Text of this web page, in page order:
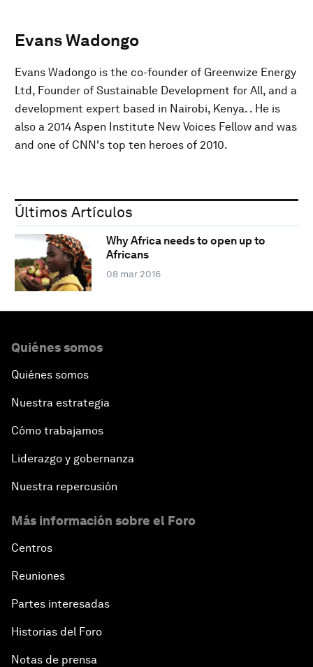
Evans Wadongo
Evans Wadongo is the co-founder of Greenwize Energy
Ltd, Founder of Sustainable Development for All, and a
development expert based in Nairobi, Kenya. . He is
also a 2014 Aspen Institute New Voices Fellow and was
and one of CNN's top ten heroes of 2010.
Últimos Artículos
Why Africa needs to open up to
Africans
08 mar 2016
Quiénes somos
Quiénes somos
Nuestra estrategia
Cómo trabajamos
Liderazgo y gobernanza
Nuestra repercusión
Más información sobre el Foro
Centros
Reuniones
Partes interesadas
Historias del Foro
Notas de prensa